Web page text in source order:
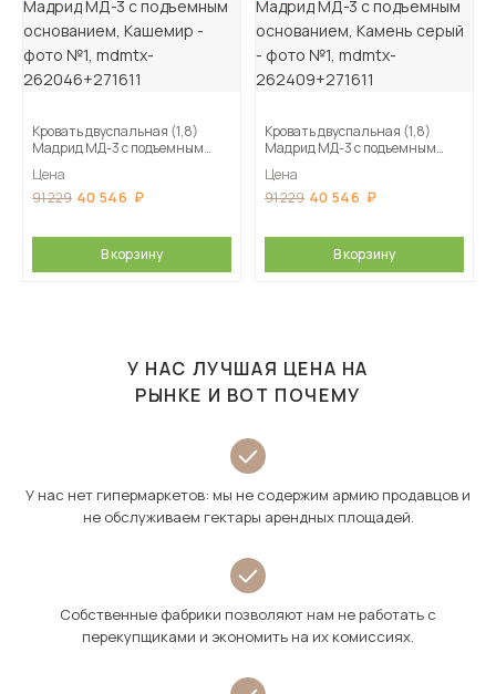
Кровать двуспальная (1,8)
Мадрид МД-3 с подъемным
Цена
91 229 40 546
В корзину
Кровать двуспальная (1,8)
Мадрид МД-3 с подъемным
Цена
91 229 40 546
В корзину
У НАС ЛУЧШАЯ ЦЕНА НА
РЫНКЕ И ВОТ ПОЧЕМУ
У нас нет гипермаркетов: мы не содержим армию продавцов и
не обслуживаем гектары арендных площадей.
Собственные фабрики позволяют нам не работать с
перекупщиками и экономить на их комиссиях.